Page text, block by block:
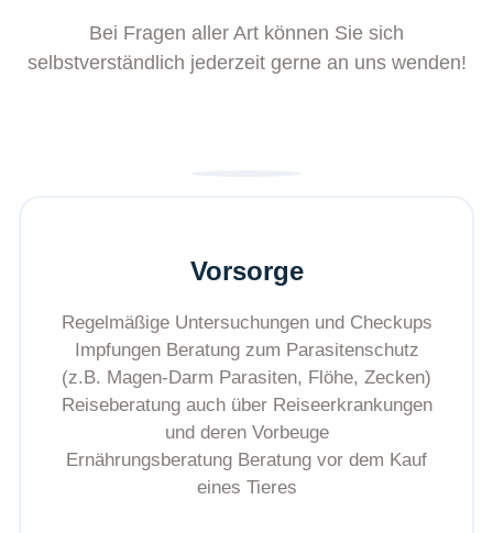
Bei Fragen aller Art können Sie sich
selbstverständlich jederzeit gerne an uns wenden!
Vorsorge
Regelmäßige Untersuchungen und Checkups
Impfungen Beratung zum Parasitenschutz
(z.B. Magen-Darm Parasiten, Flöhe, Zecken)
Reiseberatung auch über Reiseerkrankungen
und deren Vorbeuge
Ernährungsberatung Beratung vor dem Kauf
eines Tieres